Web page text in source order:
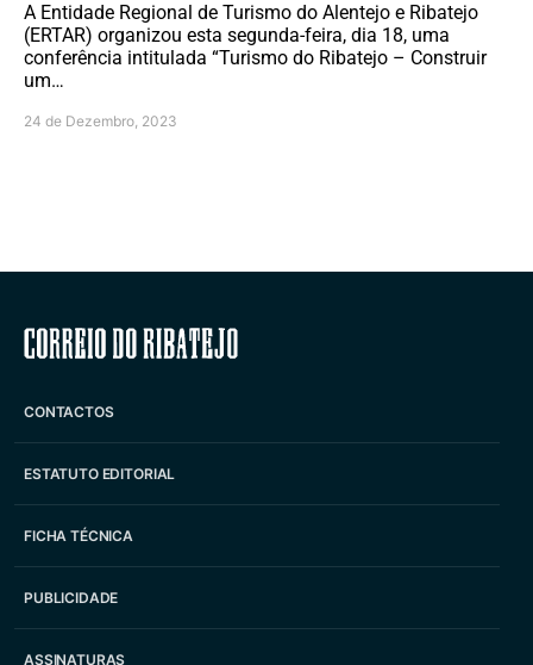
A Entidade Regional de Turismo do Alentejo e Ribatejo
(ERTAR) organizou esta segunda-feira, dia 18, uma
conferência intitulada “Turismo do Ribatejo – Construir
um…
24 de Dezembro, 2023
Correio do Ribatejo
CONTACTOS
ESTATUTO EDITORIAL
FICHA TÉCNICA
PUBLICIDADE
ASSINATURAS